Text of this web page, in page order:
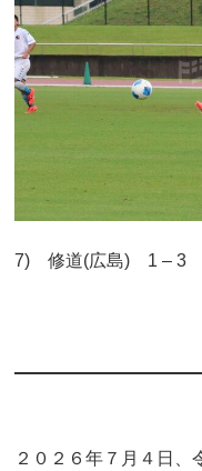
7) 修道(広島) 1 – 3
２０２６年７月４日